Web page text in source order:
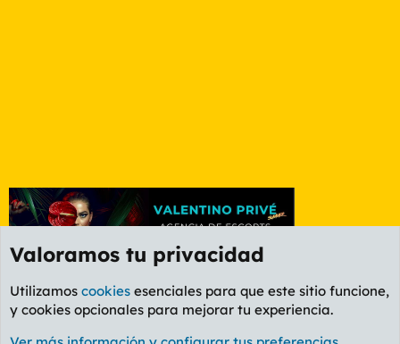
Etiquetas
Valoramos tu privacidad
Utilizamos cookies esenciales para que este sitio funcione,
y cookies opcionales para mejorar tu experiencia.